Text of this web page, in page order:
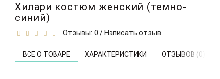
О НАС
Хилари костюм женский (темно-
синий)
Отзывы: 0 /Написать отзыв
ВСЕ О ТОВАРЕ ХАРАКТЕРИСТИКИ ОТЗЫВОВ (0)